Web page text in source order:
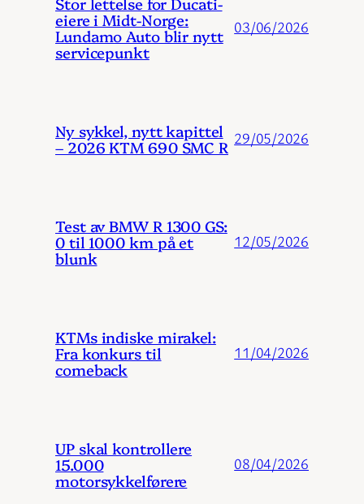
eiere i Midt-Norge:
Lundamo Auto blir nytt
servicepunkt
03/06/2026
Ny sykkel, nytt kapittel
– 2026 KTM 690 SMC R 29/05/2026
Test av BMW R 1300 GS:
0 til 1000 km på et
blunk
12/05/2026
KTMs indiske mirakel:
Fra konkurs til
comeback
11/04/2026
UP skal kontrollere
15.000
motorsykkelførere
08/04/2026